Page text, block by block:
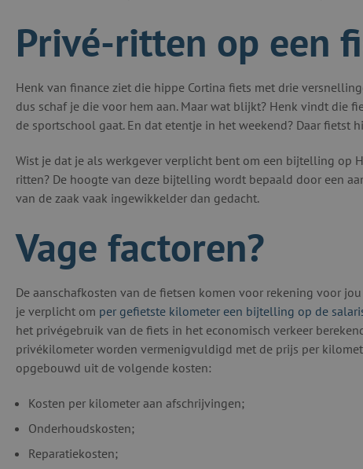
Privé-ritten op een
Henk van finance ziet die hippe Cortina fiets met drie
dus schaf je die voor hem aan. Maar wat blijkt? Henk vindt die
de sportschool gaat. En dat etentje in het weekend? Daar fietst
Wist je dat je als werkgever verplicht bent om een bijtelling op
ritten? De hoogte van deze bijtelling wordt bepaald door een
van de zaak vaak ingewikkelder dan gedacht.
Vage factoren?
De aanschafkosten van de fietsen komen voor rekening voor
je verplicht om per gefietste kilometer een bijtelling op de
het privégebruik van de fiets in het economisch verkeer
privékilometer worden vermenigvuldigd met de prijs per
opgebouwd uit de volgende kosten:
Kosten per kilometer aan afschrijvingen;
Onderhoudskosten;
Reparatiekosten;